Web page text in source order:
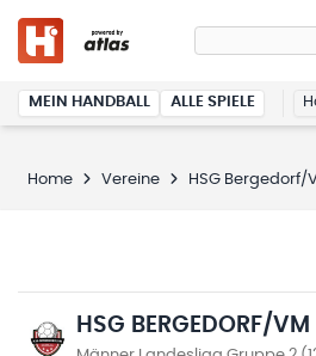
MEIN HANDBALL ALLE SPIELE
Home Vereine HSG Bergedorf/
HSG BERGEDORF/VM